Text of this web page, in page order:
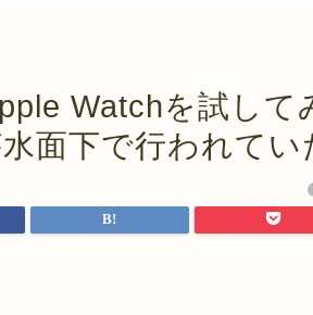
Watchを試して
面下で行われてい